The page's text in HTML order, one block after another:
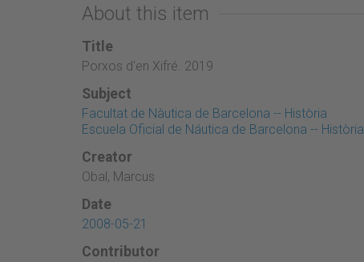
About this item
Title
Porxos d'en Xifré. 2019
Subject
Facultat de Nàutica de Barcelona -- Història
Escuela Oficial de Náutica de Barcelona -- Història
Creator
Obal, Marcus
Date
2008-05-21
Contributor